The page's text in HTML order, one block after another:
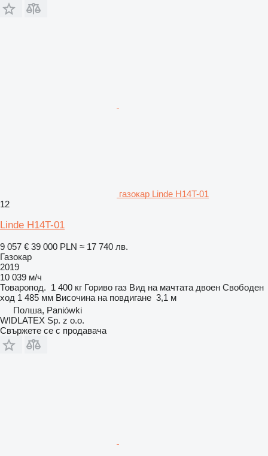
газокар Linde H14T-01
12
Linde H14T-01
9 057 € 39 000 PLN ≈ 17 740 лв.
Газокар
2019
10 039 м/ч
Товаропод. 1 400 кг Гориво газ Вид на мачтата двоен Свободен
ход 1 485 мм Височина на повдигане 3,1 м
Полша, Paniówki
WIDLATEX Sp. z o.o.
Свържете се с продавача